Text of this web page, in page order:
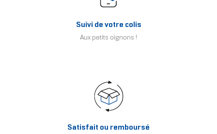
Suivi de votre colis
Aux petits oignons !
Satisfait ou remboursé